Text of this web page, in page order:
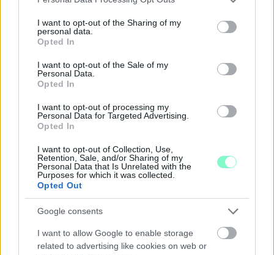
not limited to your visit or usage behaviour. You may click to
grant or deny consent to Google and its third-party tags to
use your data for below specified purposes in below Google
consent section.
I want to opt-out of the Sharing of my
personal data.
Opted In
I want to opt-out of the Sale of my
Personal Data.
Opted In
I want to opt-out of processing my
Personal Data for Targeted Advertising.
Opted In
I want to opt-out of Collection, Use,
Retention, Sale, and/or Sharing of my
Personal Data that Is Unrelated with the
Purposes for which it was collected.
Opted Out
Google consents
I want to allow Google to enable storage
related to advertising like cookies on web or
Középpontban a hagyományőrzés, de lesz Pogány Induló és
Majka koncert, jóga szeánsz, “borhajózás” és egy csomó minden
Szólj hozzá!